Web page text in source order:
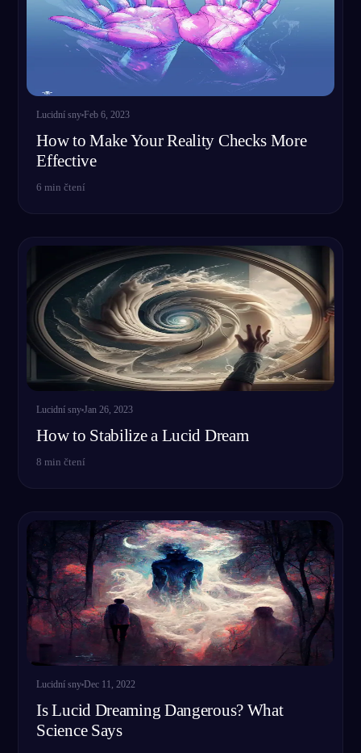
Lucidní sny Feb 6, 2023
How to Make Your Reality Checks More
Effective
6 min čtení
Lucidní sny Jan 26, 2023
How to Stabilize a Lucid Dream
8 min čtení
Lucidní sny Dec 11, 2022
Is Lucid Dreaming Dangerous? What
Science Says